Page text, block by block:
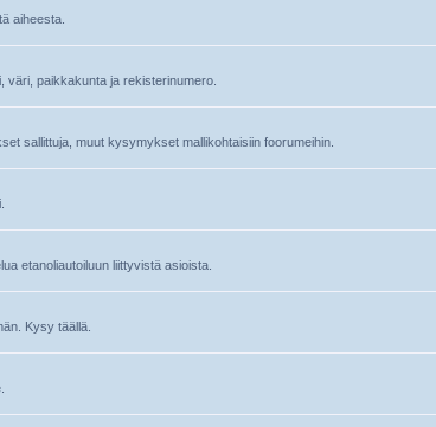
aiheesta.
väri, paikkakunta ja rekisterinumero.
sallittuja, muut kysymykset mallikohtaisiin foorumeihin.
etanoliautoiluun liittyvistä asioista.
Kysy täällä.